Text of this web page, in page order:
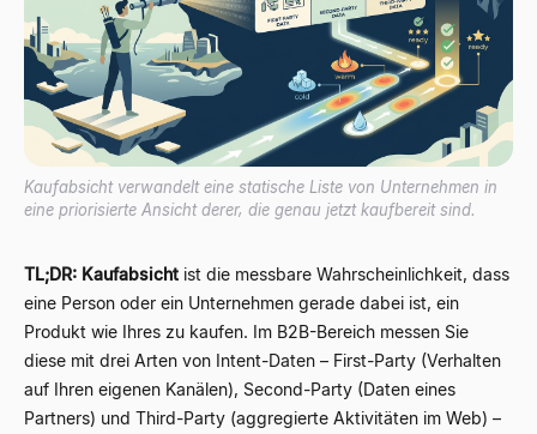
Kaufabsicht verwandelt eine statische Liste von Unternehmen in
eine priorisierte Ansicht derer, die genau jetzt kaufbereit sind.
TL;DR: Kaufabsicht ist die messbare Wahrscheinlichkeit, dass
eine Person oder ein Unternehmen gerade dabei ist, ein
Produkt wie Ihres zu kaufen. Im B2B-Bereich messen Sie
diese mit drei Arten von Intent-Daten – First-Party (Verhalten
auf Ihren eigenen Kanälen), Second-Party (Daten eines
Partners) und Third-Party (aggregierte Aktivitäten im Web) –